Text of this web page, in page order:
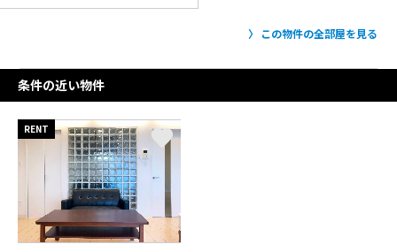
この物件の全部屋を見る
条件の近い物件
RENT